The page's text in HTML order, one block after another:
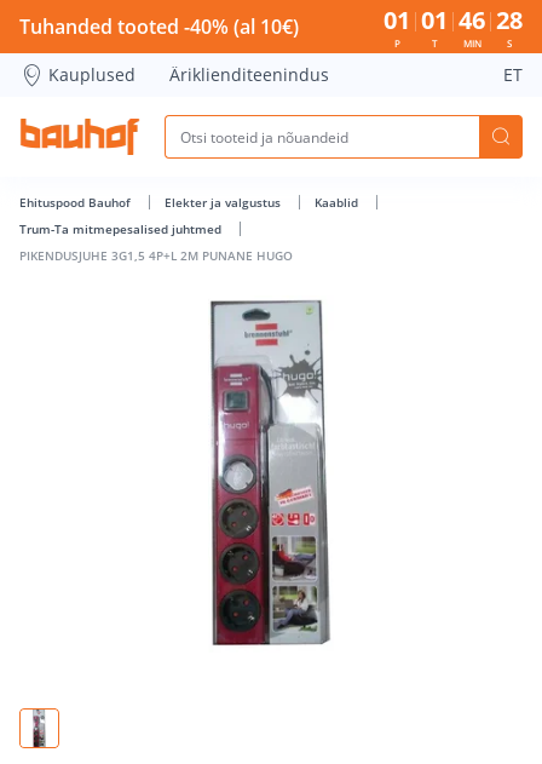
PIKENDUSJUHE 3G1,5 4P+L 2M PUNANE HUGO - Bauhof
Tuhanded tooted -40% (al 10€) 01
P
01
T
46
MIN
27
S
Kauplused Äriklienditeenindus ET
Ehituspood Bauhof Elekter ja valgustus
Kaablid
Trum-Ta mitmepesalised juhtmed
PIKENDUSJUHE 3G1,5 4P+L 2M PUNANE HUGO